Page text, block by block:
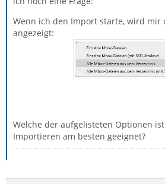
Wenn ich den Import starte, wird mir
angezeigt:
Welche der aufgelisteten Optionen
Importieren am besten geeignet?